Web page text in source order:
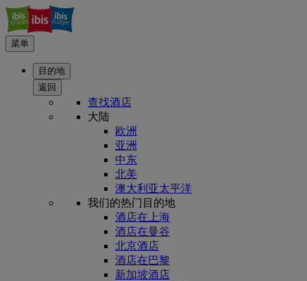
菜单
目的地
返回
查找酒店
大陆
欧洲
亚洲
中东
北美
澳大利亚太平洋
我们的热门目的地
酒店在上海
酒店在曼谷
北京酒店
酒店在巴黎
新加坡酒店